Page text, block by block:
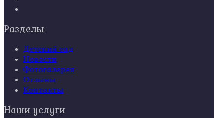
Разделы
Детский сад
Новости
Фотогалерея
Отзывы
Контакты
Наши услуги